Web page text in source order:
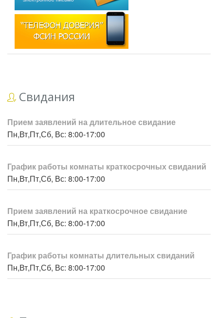
Свидания
Прием заявлений на длительное свидание
Пн,Вт,Пт,Сб, Вс: 8:00-17:00
График работы комнаты краткосрочных свиданий
Пн,Вт,Пт,Сб, Вс: 8:00-17:00
Прием заявлений на краткосрочное свидание
Пн,Вт,Пт,Сб, Вс: 8:00-17:00
График работы комнаты длительных свиданий
Пн,Вт,Пт,Сб, Вс: 8:00-17:00